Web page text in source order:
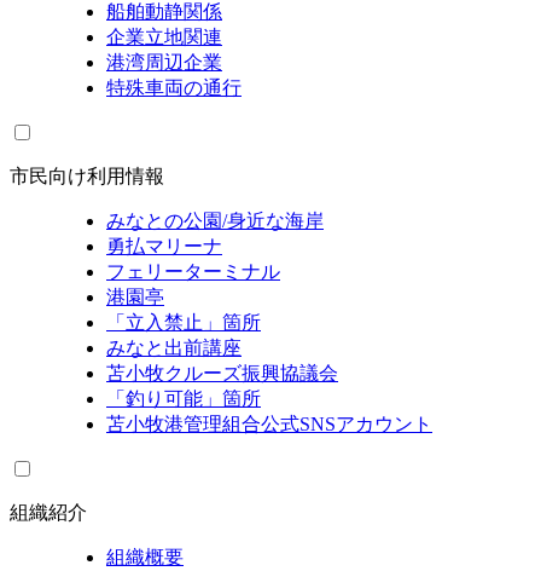
船舶動静関係
企業立地関連
港湾周辺企業
特殊車両の通行
市民向け利用情報
みなとの公園/身近な海岸
勇払マリーナ
フェリーターミナル
港園亭
「立入禁止」箇所
みなと出前講座
苫小牧クルーズ振興協議会
「釣り可能」箇所
苫小牧港管理組合公式SNSアカウント
組織紹介
組織概要